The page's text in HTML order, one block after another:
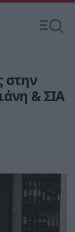
στην
& ΣΙΑ